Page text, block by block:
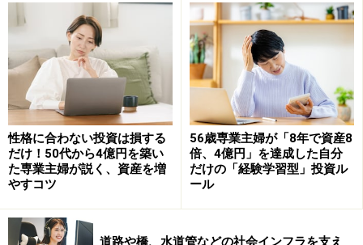
は不動産市場の影響を受けやすいという違いがありま
金利が上がるとREITはどうなる？
REITを考えるうえで欠かせないのが金利です。一般的に
金利が上昇すると、REIT価格にはマイナス要因になるこ
とがあります。
理由の1つは借入コストです。REITは不動産を取得する
際に借入金を活用することがあります。金利が上昇する
と資金調達コストが増加し、収益に影響を与える可能性
性格に合わない投資は損する
だけ！50代から4億円を築い
た専業主婦が説く、資産を増
やすコツ
56歳専業主婦が「8年で資産8
倍、4億円」を達成した自分
だけの「経験学習型」投資ル
ール
道路や橋、水道管などの社会インフラを支え